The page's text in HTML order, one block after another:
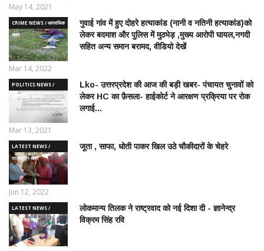
May 14, 2021
CRIME NEWS / आपराधिक
ख़बरे
गुवाई गांव में हुए दोहरे हत्याकांड (नानी व नतिनी हत्याकांड)को
लेकर बदमाश और पुलिस में मुठभेड़ ,मुख्य आरोपी घायल,नगदी
सहित अन्य समान बरामद, वीडियो देखें
Mar 14, 2022
POLITICS NEWS /
राजनीतिक समाचार
Lko- उत्तरप्रदेश की आज की बड़ी खबर- पंचायत चुनावों को
लेकर HC का फ़ैसला- हाईकोर्ट ने आरक्षण प्रक्रिया पर रोक
लगाई...
Mar 13, 2021
LATEST NEWS /
ताज़ातरीन खबरें
जूता , साफा, धोती पाकर खिल उठे चौकीदारों के चेहरे
Jun 12, 2022
LATEST NEWS /
ताज़ातरीन खबरें
लोकमान्य तिलक ने राष्ट्रवाद को नई दिशा दी - ज्ञानेन्द्र
विक्रम सिंह रवि